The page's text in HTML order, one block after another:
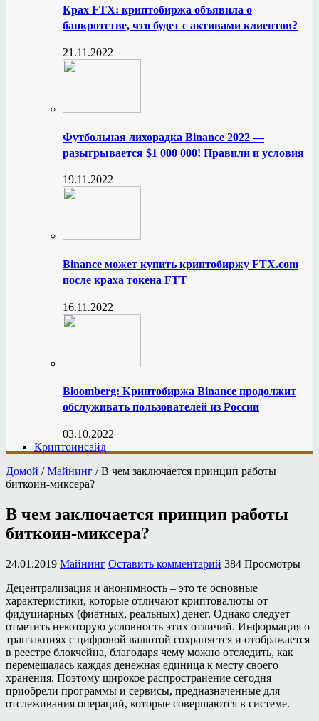
Крах FTX: криптобиржа объявила о
банкротстве, что будет с активами клиентов?
21.11.2022
Футбольная лихорадка Binance 2022 —
разыгрывается $1 000 000! Правили и условия
19.11.2022
Binance может купить криптобиржу FTX.com
после краха токена FTT
16.11.2022
Bloomberg: Криптобиржа Binance продолжит
обслуживать пользователей из России
03.10.2022
Криптоинсайд
Домой / Майнинг / В чем заключается принцип работы
биткоин-миксера?
В чем заключается принцип работы
биткоин-миксера?
24.01.2019 Майнинг Оставить комментарий 384 Просмотры
Децентрализация и анонимность – это те основные
характеристики, которые отличают криптовалюты от
фидуциарных (фиатных, реальных) денег. Однако следует
отметить некоторую условность этих отличий. Информация о
транзакциях с цифровой валютой сохраняется и отображается
в реестре блокчейна, благодаря чему можно отследить, как
перемещалась каждая денежная единица к месту своего
хранения. Поэтому широкое распространение сегодня
приобрели программы и сервисы, предназначенные для
отслеживания операций, которые совершаются в системе.